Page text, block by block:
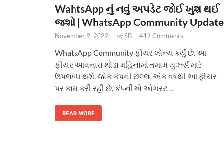
WahtsApp નું નવું અપડેટ જોઈ ખુશ થઈ
જશો | WhatsApp Community Update
November 9, 2022 - bySB - 412 Comments.
WhatsApp Community ફીચર લોન્ચ કર્યું છે. આ
ફીચર આવનારા થોડા મહિનામાં તમામ યુઝર્સ માટે
ઉપલબ્ધ થશે. જોકે કંપની છેલ્લા એક વર્ષથી આ ફીચર
પર કામ કરી રહી છે. કંપનીએ ઓગસ્ટ …
READ MORE